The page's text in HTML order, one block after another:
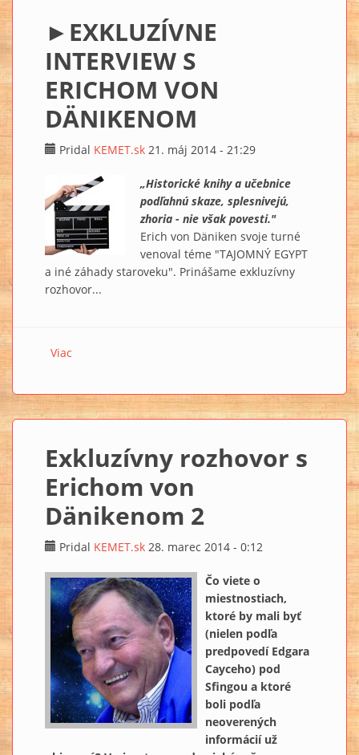
►EXKLUZÍVNE
INTERVIEW S
ERICHOM VON
DÄNIKENOM
Pridal KEMET.sk 21. máj 2014 - 21:29
„Historické knihy a učebnice
podľahnú skaze, splesnivejú,
zhoria - nie však povesti."
Erich von Däniken svoje turné
venoval téme "TAJOMNÝ EGYPT
a iné záhady staroveku". Prinášame exkluzívny
rozhovor...
Viac
Exkluzívny rozhovor s
Erichom von
Dänikenom 2
Pridal KEMET.sk 28. marec 2014 - 0:12
Čo viete o
miestnostiach,
ktoré by mali byť
(nielen podľa
predpovedí Edgara
Cayceho) pod
Sfingou a ktoré
boli podľa
neoverených
informácií už